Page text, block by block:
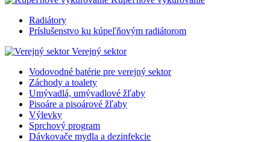
Radiátory
Príslušenstvo ku kúpeľňovým radiátorom
Verejný sektor
Vodovodné batérie pre verejný sektor
Záchody a toalety
Umývadlá, umývadlové žľaby
Pisoáre a pisoárové žľaby
Výlevky
Sprchový program
Dávkovače mydla a dezinfekcie